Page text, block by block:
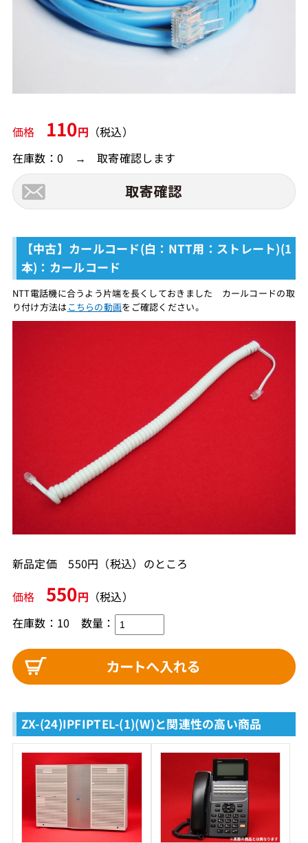
価格 110円 （税込）
在庫数：0 → 取寄確認します
【中古】カールコード(白：NTT用：ストレート)(1
本)：カールコード
NTT電話機に合うよう片端を長くしておきました カールコードの取
り付け方法はこちらの動画をご確認ください。
新品定価 550円（税込）のところ
価格 550円 （税込）
在庫数：10 数量：
ZX-(24)IPFIPTEL-(1)(W)と関連性の高い商品